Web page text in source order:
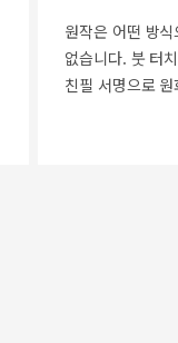
원작은 어떤 방
없습니다. 붓 터
친필 서명으로